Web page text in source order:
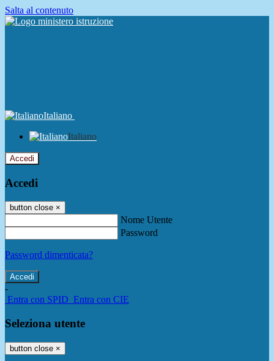
Salta al contenuto
Italiano
Italiano
Accedi
Accedi
button close ×
Nome Utente
Password
Password dimenticata?
-
Entra con SPID Entra con CIE
Seleziona utente
button close ×